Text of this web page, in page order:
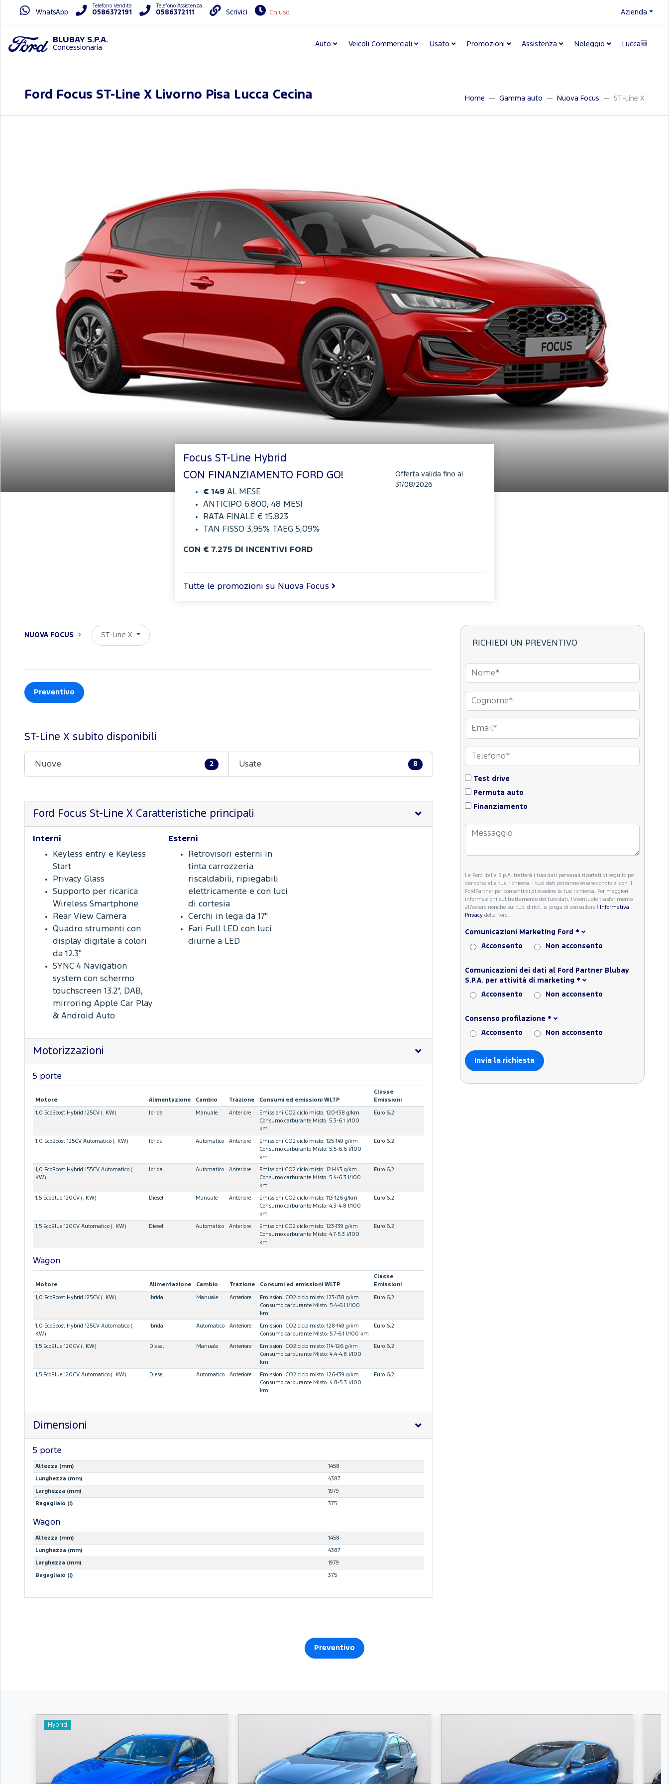
WhatsApp
Telefono Vendita
0586372191
Telefono Assistenza
0586372111 Scrivici Chiuso Azienda
BLUBAY S.P.A.
Concessionaria Auto Veicoli Commerciali Usato Promozioni Assistenza Noleggio Lucca🆕
Ford Focus ST-Line X Livorno Pisa Lucca Cecina Home Gamma auto Nuova Focus ST-Line X
Focus ST-Line Hybrid
CON FINANZIAMENTO FORD GO!
€ 149 AL MESE
ANTICIPO 6.800, 48 MESI
RATA FINALE € 15.823
TAN FISSO 3,95% TAEG 5,09%
CON € 7.275 DI INCENTIVI FORD
Offerta valida fino al
31/08/2026
Tutte le promozioni su Nuova Focus
NUOVA FOCUS ST-Line X
Preventivo
ST-Line X subito disponibili
Nuove 2 Usate 8
Ford Focus St-Line X Caratteristiche principali
Interni
Keyless entry e Keyless
Start
Privacy Glass
Supporto per ricarica
Wireless Smartphone
Rear View Camera
Quadro strumenti con
display digitale a colori
da 12.3''
SYNC 4 Navigation
system con schermo
touchscreen 13.2'', DAB,
mirroring Apple Car Play
& Android Auto
Esterni
Retrovisori esterni in
tinta carrozzeria
riscaldabili, ripiegabili
elettricamente e con luci
di cortesia
Cerchi in lega da 17"
Fari Full LED con luci
diurne a LED
Motorizzazioni
5 porte
Motore Alimentazione Cambio Trazione Consumi ed emissioni WLTP
Classe
Emissioni
1,0 EcoBoost Hybrid 125CV (. KW) Ibrida Manuale Anteriore
Emissioni CO2 ciclo misto: 120-138 g/km
Consumo carburante Misto: 5.3-6.1 l/100
km
Euro 6,2
1,0 EcoBoost 125CV Automatico (. KW) Ibrida Automatico Anteriore
Emissioni CO2 ciclo misto: 125-149 g/km
Consumo carburante Misto: 5.5-6.6 l/100
km
Euro 6,2
1,0 EcoBoost Hybrid 155CV Automatico (.
KW)
Ibrida Automatico Anteriore
Emissioni CO2 ciclo misto: 121-143 g/km
Consumo carburante Misto: 5.4-6.3 l/100
km
Euro 6,2
1,5 EcoBlue 120CV (. KW) Diesel Manuale Anteriore
Emissioni CO2 ciclo misto: 113-126 g/km
Consumo carburante Misto: 4.3-4.8 l/100
km
Euro 6,2
1,5 EcoBlue 120CV Automatico (. KW) Diesel Automatico Anteriore
Emissioni CO2 ciclo misto: 123-139 g/km
Consumo carburante Misto: 4.7-5.3 l/100
km
Euro 6,2
Wagon
Motore Alimentazione Cambio Trazione Consumi ed emissioni WLTP
Classe
Emissioni
1,0 EcoBoost Hybrid 125CV (. KW) Ibrida Manuale Anteriore
Emissioni CO2 ciclo misto: 123-138 g/km
Consumo carburante Misto: 5.4-6.1 l/100
km
Euro 6,2
1,0 EcoBoost Hybrid 125CV Automatico (.
KW)
Ibrida Automatico Anteriore
Emissioni CO2 ciclo misto: 128-149 g/km
Consumo carburante Misto: 5.7-6.1 l/100 km
Euro 6,2
1,5 EcoBlue 120CV (. KW) Diesel Manuale Anteriore
Emissioni CO2 ciclo misto: 114-126 g/km
Consumo carburante Misto: 4.4-4.8 l/100
km
Euro 6,2
1,5 EcoBlue 120CV Automatico (. KW) Diesel Automatico Anteriore
Emissioni CO2 ciclo misto: 126-139 g/km
Consumo carburante Misto: 4.8-5.3 l/100
km
Euro 6,2
Dimensioni
5 porte
Altezza (mm) 1458
Lunghezza (mm) 4387
Larghezza (mm) 1979
Bagagliaio (l) 375
Wagon
Altezza (mm) 1458
Lunghezza (mm) 4387
Larghezza (mm) 1979
Bagagliaio (l) 375
RICHIEDI UN PREVENTIVO
Test drive
Permuta auto
Finanziamento
La Ford Italia S.p.A. tratterà i tuoi dati personali riportati di seguito per
dar corso alla tua richiesta. I tuoi dati potranno essere condivisi con il
FordPartner per consentirci di evadere la tua richiesta. Per maggiori
informazioni sul trattamento dei tuoi dati, l'eventuale trasferimento
all'estero nonché sui tuoi diritti, si prega di consultare l' Informativa
Privacydella Ford.
Comunicazioni Marketing Ford *
Acconsento Non acconsento
Comunicazioni dei dati al Ford Partner Blubay
S.P.A. per attività di marketing *
Acconsento Non acconsento
Consenso profilazione *
Acconsento Non acconsento
Preventivo
Hybrid